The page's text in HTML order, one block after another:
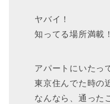
ヤバイ！
知ってる場所満載
アパートにいたっ
東京住んでた時の
なんなら、通った